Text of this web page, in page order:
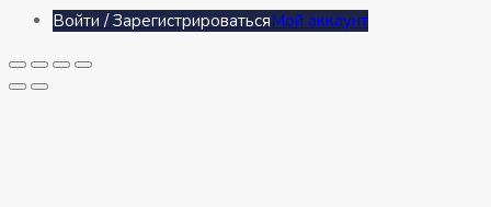
Войти / ЗарегистрироватьсяМой аккаунт